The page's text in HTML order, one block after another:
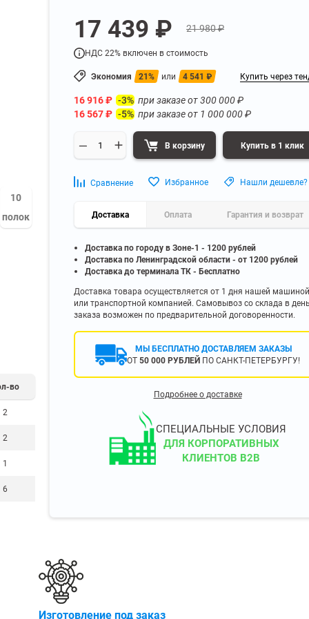
документами
Для рассады и цветов
Показать еще
Невилон
Практик
Диком
Пакс-Металл
Показать еще
ПО ГЛУБИНЕ
200 мм
300 мм
350 мм
450 мм
500 мм
Показать еще▼
(до 2500
10000 кг)
Серые
(ВОДЫ)
Консольные
доступа
Офисная мебель для бизнес-центра
Офисная мебель лофт
Офисная мебель для склада
Офисная мебель на металлокаркасе
Офисная мебель для госучреждений
10
полок
во
2
2
1
6
17 439 ₽ 21 980 ₽
НДС 22% включен в стоимость
Экономия 21% или 4 541 ₽ Купить через
16 916₽ -3% при заказе от300 000₽
16 567₽ -5% при заказе от 1 000 000₽
В корзину Купить в 1 клик
Сравнение Избранное Нашли дешевле?
Доставка Оплата Гарантия и возврат
Доставка по городу в Зоне-1 - 1200 рублей
Доставка по Ленинградской области - от 1200 рублей
Доставка до терминала ТК - Бесплатно
Доставка товара осуществляется от 1 дня нашей машиной
или транспортной компанией. Самовывоз со склада в
заказа возможен по предварительной договоренности.
МЫ БЕСПЛАТНО ДОСТАВЛЯЕМ ЗАКАЗЫ
ОТ50 000 РУБЛЕЙ ПО САНКТ-ПЕТЕРБУРГУ!
Подробнее о доставке
СПЕЦИАЛЬНЫЕ УСЛОВИЯ
ДЛЯ КОРПОРАТИВНЫХ
КЛИЕНТОВ B2B
Изготовление под заказ